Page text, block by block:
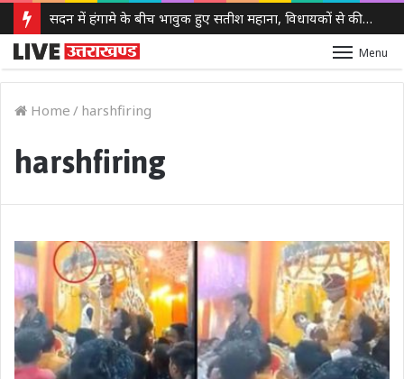
सदन में हंगामे के बीच भावुक हुए सतीश महाना, विधायकों से की मर्यादा बनाए रखने की अपील
Menu
Home / harshfiring
harshfiring